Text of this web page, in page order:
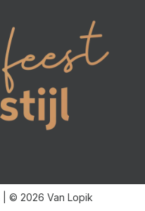
| © 2026 Van Lopik